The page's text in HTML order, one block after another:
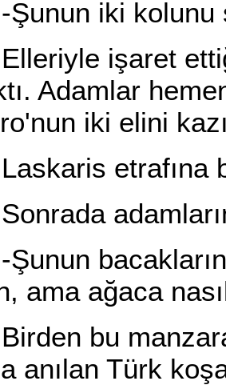
iki kolunu
işaret ettiği
Adamlar
iki elini
etrafına
bacaklarını
ama ağaca
bu
anılan Türk